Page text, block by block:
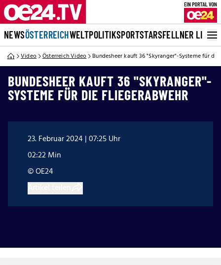
NEWSÖSTERREICHWELTPOLITIKSPORTSTARSFELLNER LIVE
Video Österreich Video Bundesheer kauft 36 "Skyranger"-Systeme für
BUNDESHEER KAUFT 36 "SKYRANGER"-
SYSTEME FÜR DIE FLIEGERABWEHR
23. Februar 2024 | 07:25 Uhr
02:22 Min
© OE24